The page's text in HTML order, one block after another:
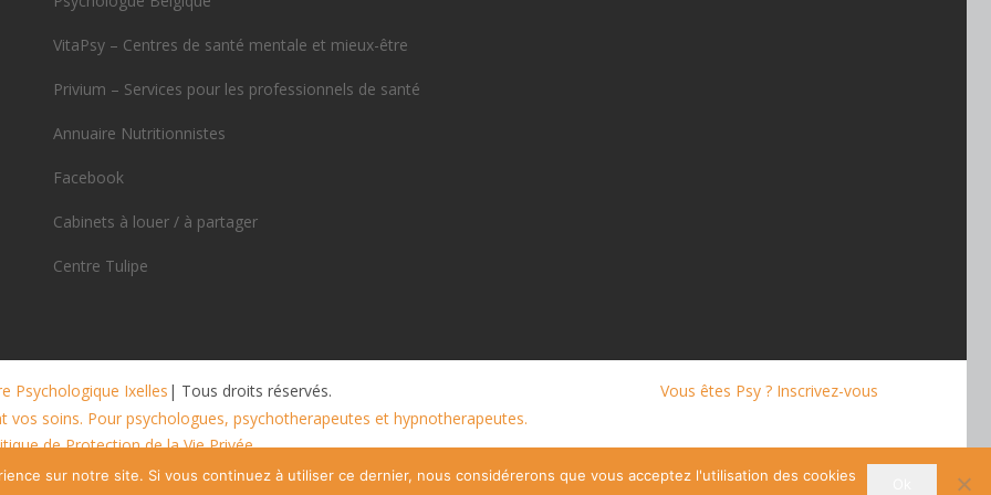
VitaPsy – Centres de santé mentale et mieux-être
Privium – Services pour les professionnels de santé
Annuaire Nutritionnistes
Facebook
Cabinets à louer / à partager
Centre Tulipe
Psychologique Ixelles | Tous droits réservés.
vos soins. Pour psychologues, psychotherapeutes et hypnotherapeutes.
de Protection de la Vie Privée
Vous êtes Psy ? Inscrivez-vous
sur notre site. Si vous continuez à utiliser ce dernier, nous considérerons que vous acceptez l'utilisation des cookies